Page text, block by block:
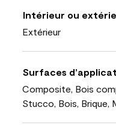
Intérieur ou
Extérieur
Surfaces
Composite, Bois
Stucco, Bois, Brique,